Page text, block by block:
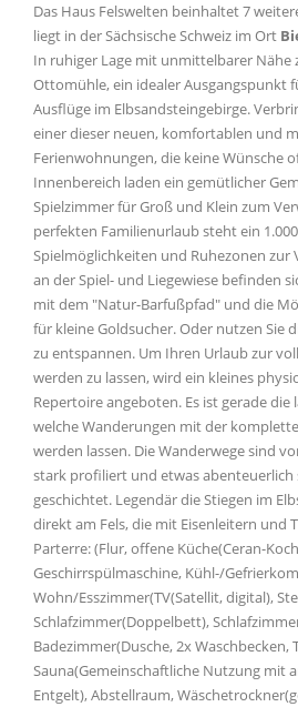
Das Haus Felswelten beinhaltet 7
liegt in der Sächsische Schweiz im Ort
In ruhiger Lage mit unmittelbarer Nähe
Ottomühle, ein idealer Ausgangspunkt
Ausflüge im Elbsandsteingebirge.
einer dieser neuen, komfortablen und
Ferienwohnungen, die keine Wünsche
Innenbereich laden ein gemütlicher
Spielzimmer für Groß und Klein zum
perfekten Familienurlaub steht ein
Spielmöglichkeiten und Ruhezonen zur
an der Spiel- und Liegewiese befinden
mit dem "Natur-Barfußpfad" und die
für kleine Goldsucher. Oder nutzen Sie
zu entspannen. Um Ihren Urlaub zur
werden zu lassen, wird ein kleines
Repertoire angeboten. Es ist gerade die
welche Wanderungen mit der
werden lassen. Die Wanderwege sind
stark profiliert und etwas abenteuerlich
geschichtet. Legendär die Stiegen im
direkt am Fels, die mit Eisenleitern und
Parterre: (Flur, offene Küche(Ceran-
Geschirrspülmaschine, Kühl-/
Wohn/Esszimmer(TV(Satellit, digital),
Schlafzimmer(Doppelbett),
Badezimmer(Dusche, 2x Waschbecken,
Sauna(Gemeinschaftliche Nutzung mit
Entgelt), Abstellraum,